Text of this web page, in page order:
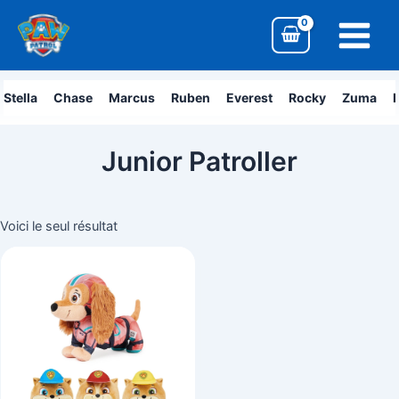
contenu
Menu
Stella Chase Marcus Ruben Everest Rocky Zuma
Junior Patroller
Voici le seul résultat